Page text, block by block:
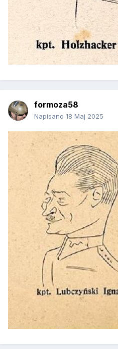
formoza58
Napisano 18 Maj 2025